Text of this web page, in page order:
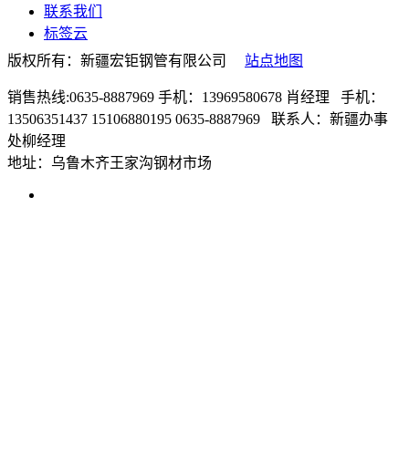
联系我们
标签云
版权所有：新疆宏钜钢管有限公司
站点地图
销售热线:0635-8887969 手机：13969580678 肖经理 手机：
13506351437 15106880195 0635-8887969 联系人：新疆办事
处柳经理
地址：乌鲁木齐王家沟钢材市场